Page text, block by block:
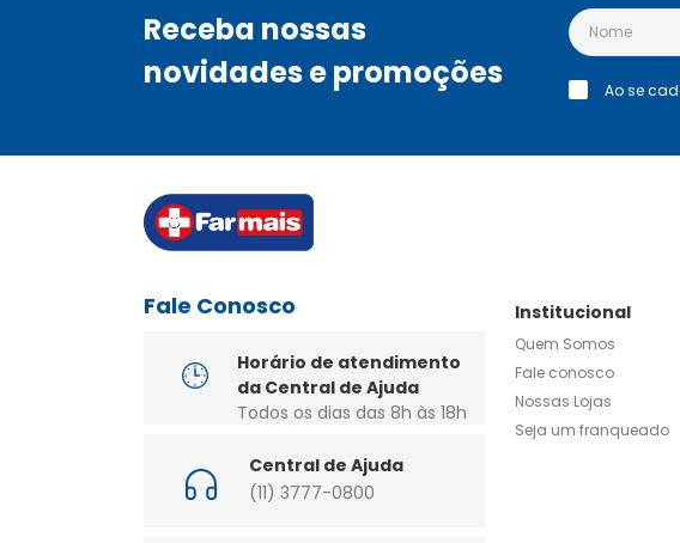
Receba nossas
novidades e promoções
Ao se
Fale Conosco
Horário de atendimento
da Central de Ajuda
Todos os dias das 8h às 18h
Central de Ajuda
(11) 3777-0800
Institucional
Quem Somos
Fale conosco
Nossas Lojas
Seja um franqueado